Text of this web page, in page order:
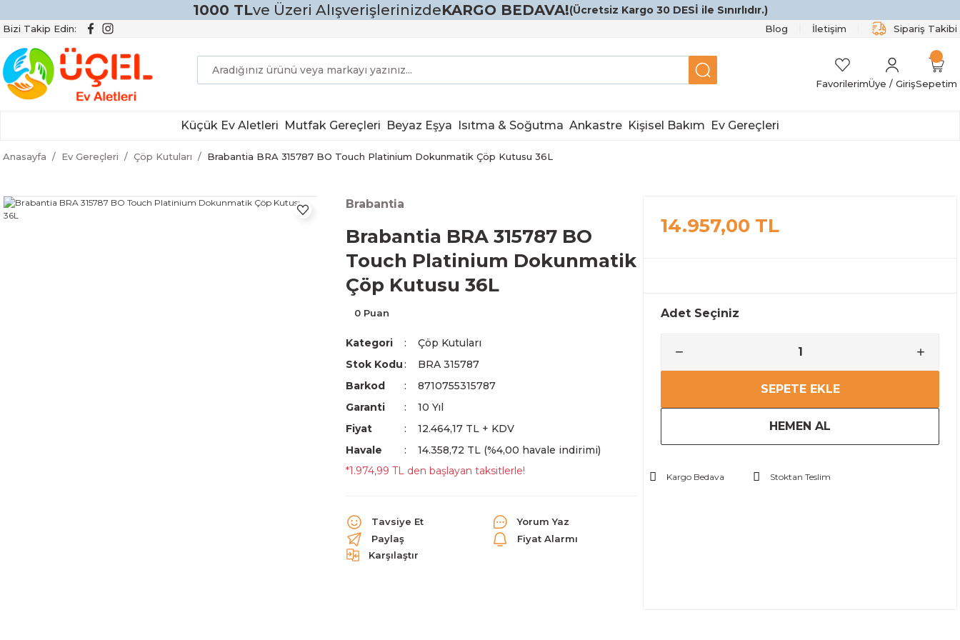
1000 TLve Üzeri AlışverişlerinizdeKARGO BEDAVA!(Ücretsiz Kargo 30 DESİ ile Sınırlıdır.)
Bizi Takip Edin: Blog İletişim Sipariş Takibi
FavorilerimÜye / GirişSepetim
Küçük Ev Aletleri Mutfak Gereçleri Beyaz Eşya Isıtma & Soğutma Ankastre Kişisel Bakım Ev Gereçleri
Anasayfa Ev Gereçleri Çöp Kutuları Brabantia BRA 315787 BO Touch Platinium Dokunmatik Çöp Kutusu 36L
Brabantia
Brabantia BRA 315787 BO
Touch Platinium Dokunmatik
Çöp Kutusu 36L
0 Puan
Kategori
Çöp Kutuları
Stok Kodu
BRA 315787
Barkod
8710755315787
Garanti
10 Yıl
Fiyat
12.464,17 TL + KDV
Havale
14.358,72 TL (%4,00 havale indirimi)
*1.974,99 TL den başlayan taksitlerle!
Tavsiye Et
Yorum Yaz
Paylaş
Fiyat Alarmı
Karşılaştır
14.957,00 TL
Adet Seçiniz
SEPETE EKLE
HEMEN AL
Kargo Bedava Stoktan Teslim